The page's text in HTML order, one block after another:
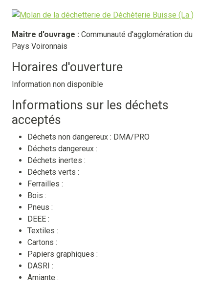
Maître d'ouvrage : Communauté d'agglomération du
Pays Voironnais
Horaires d'ouverture
Information non disponible
Informations sur les déchets
acceptés
Déchets non dangereux : DMA/PRO
Déchets dangereux :
Déchets inertes :
Déchets verts :
Ferrailles :
Bois :
Pneus :
DEEE :
Textiles :
Cartons :
Papiers graphiques :
DASRI :
Amiante :